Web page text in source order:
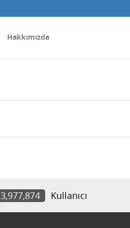
Hakkımızda
3,977,874 Kullanıcı